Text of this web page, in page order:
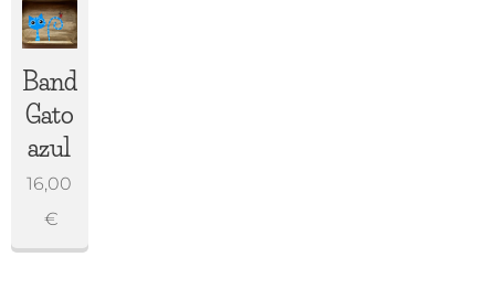
Bandeja
Gato
azul
16,00
€